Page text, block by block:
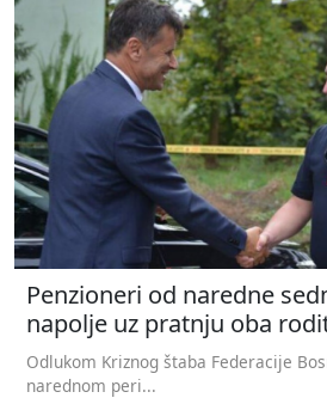
Penzioneri od naredne
napolje uz pratnju oba
Odlukom Kriznog štaba Federacije
narednom peri...